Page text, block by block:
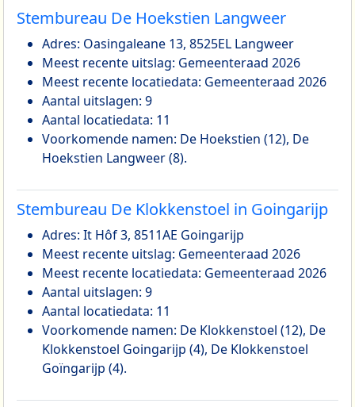
Stembureau De Hoekstien Langweer
Adres: Oasingaleane 13, 8525EL Langweer
Meest recente uitslag: Gemeenteraad 2026
Meest recente locatiedata: Gemeenteraad 2026
Aantal uitslagen: 9
Aantal locatiedata: 11
Voorkomende namen: De Hoekstien (12), De
Hoekstien Langweer (8).
Stembureau De Klokkenstoel in Goingarijp
Adres: It Hôf 3, 8511AE Goingarijp
Meest recente uitslag: Gemeenteraad 2026
Meest recente locatiedata: Gemeenteraad 2026
Aantal uitslagen: 9
Aantal locatiedata: 11
Voorkomende namen: De Klokkenstoel (12), De
Klokkenstoel Goingarijp (4), De Klokkenstoel
Goïngarijp (4).